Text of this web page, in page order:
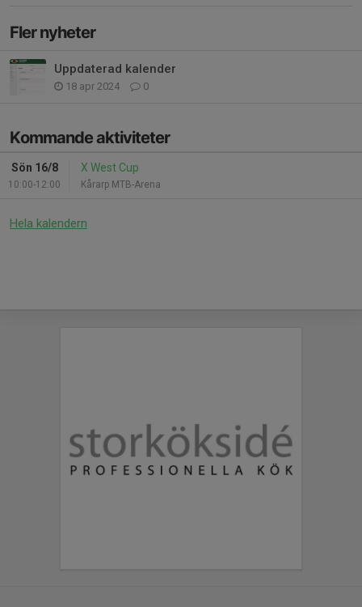
Fler nyheter
Uppdaterad kalender
18 apr 2024 0
Kommande aktiviteter
Sön 16/8
10:00-12:00
X West Cup
Kårarp MTB-Arena
Hela kalendern